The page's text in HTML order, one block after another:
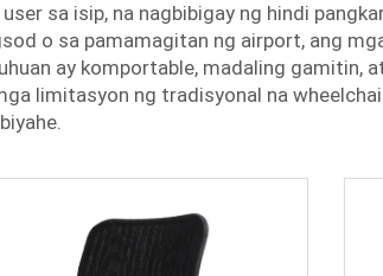
sa isip, na nagbibigay ng hindi
o sa pamamagitan ng airport, ang
ay komportable, madaling gamitin,
limitasyon ng tradisyonal na